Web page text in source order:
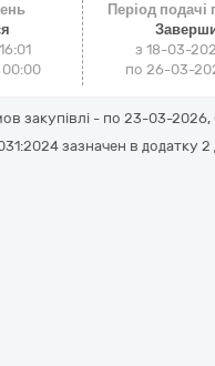
Період подачі
з 18-03-
по 26-03-
закупівлі - по 23-03-2026,
зазначен в додатку 2